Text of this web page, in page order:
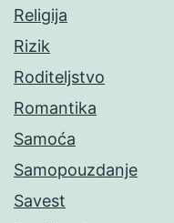
Religija
Rizik
Roditeljstvo
Romantika
Samoća
Samopouzdanje
Savest